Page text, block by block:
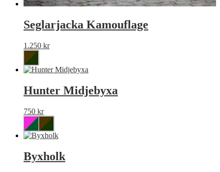
Seglarjacka Kamouflage
1.250 kr
Hunter Midjebyxa
750 kr
Byxholk